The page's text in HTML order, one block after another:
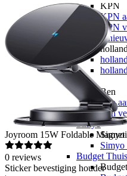
KPN
KPN
KPN
Ben
Ben
Ben
Ben
Simyo
Simyo
Simyo
Budget Thuis
Joyroom 15W Foldable
0 reviews
Sticker bevestiging houder